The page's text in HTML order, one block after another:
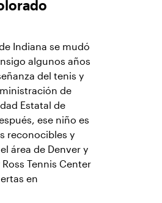
Indiana se mudó
algunos años
del tenis y
de
Estatal de
ese niño es
reconocibles y
área de Denver y
Tennis Center
en